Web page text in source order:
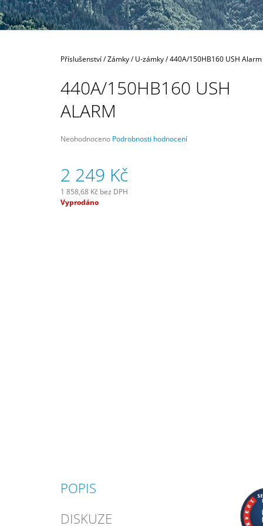
Domů
Příslušenství/Zámky/ U-zámky/440A/150HB160 USH Alarm
440A/150HB160 USH
ALARM
Průměrné
je
0,0
z
5
Neohodnoceno Podrobnosti hodnocení
2 249 Kč
1 858,68 Kč bez DPH
Měrná
Vyprodáno
POPIS
DISKUZE
189 Kč